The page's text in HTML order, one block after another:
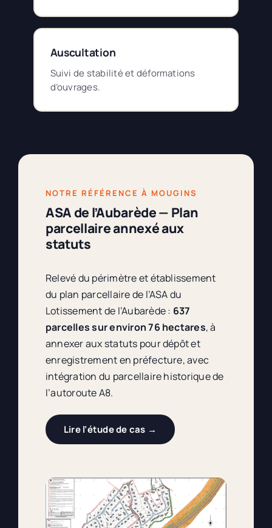
Auscultation
Suivi de stabilité et déformations
d’ouvrages.
NOTRE RÉFÉRENCE À MOUGINS
ASA de l’Aubarède — Plan
parcellaire annexé aux
statuts
Relevé du périmètre et établissement
du plan parcellaire de l’ASA du
Lotissement de l’Aubarède : 637
parcelles sur environ 76 hectares, à
annexer aux statuts pour dépôt et
enregistrement en préfecture, avec
intégration du parcellaire historique de
l’autoroute A8.
Lire l’étude de cas →